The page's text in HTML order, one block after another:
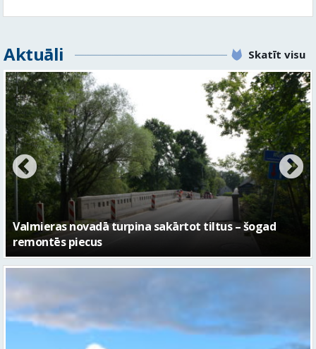
Aktuāli Skatīt visu
No pagaidu teātra līdz laikmetīgās kultūras centram
– kā attīstīsies “Kurtuve”